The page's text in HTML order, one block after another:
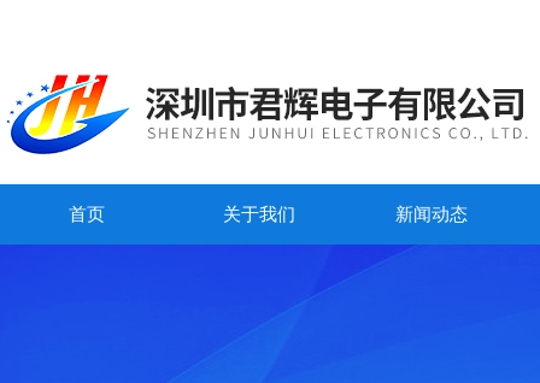
首页 关于我们 新闻动态